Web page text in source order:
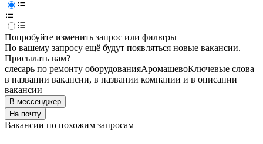
Попробуйте изменить запрос или фильтры
По вашему запросу ещё будут появляться новые вакансии.
Присылать вам?
слесарь по ремонту оборудованияАромашевоКлючевые слова
в названии вакансии, в названии компании и в описании
вакансии
В мессенджер
На почту
Вакансии по похожим запросам